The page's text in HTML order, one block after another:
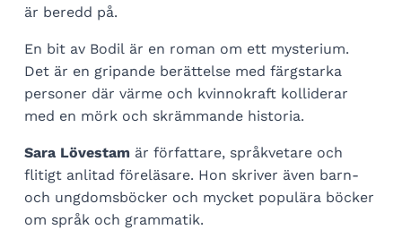
är beredd på.
En bit av Bodil är en roman om ett mysterium.
Det är en gripande berättelse med färgstarka
personer där värme och kvinnokraft kolliderar
med en mörk och skrämmande historia.
Sara Lövestam är författare, språkvetare och
flitigt anlitad föreläsare. Hon skriver även barn-
och ungdomsböcker och mycket populära böcker
om språk och grammatik.